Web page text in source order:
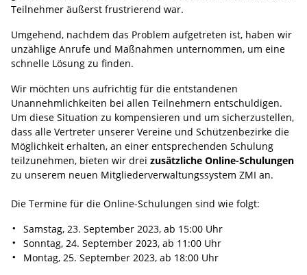
Teilnehmer äußerst frustrierend war.
Umgehend, nachdem das Problem aufgetreten ist, haben wir
unzählige Anrufe und Maßnahmen unternommen, um eine
schnelle Lösung zu finden.
Wir möchten uns aufrichtig für die entstandenen
Unannehmlichkeiten bei allen Teilnehmern entschuldigen.
Um diese Situation zu kompensieren und um sicherzustellen,
dass alle Vertreter unserer Vereine und Schützenbezirke die
Möglichkeit erhalten, an einer entsprechenden Schulung
teilzunehmen, bieten wir drei zusätzliche Online-Schulungen
zu unserem neuen Mitgliederverwaltungssystem ZMI an.
Die Termine für die Online-Schulungen sind wie folgt:
Samstag, 23. September 2023, ab 15:00 Uhr
Sonntag, 24. September 2023, ab 11:00 Uhr
Montag, 25. September 2023, ab 18:00 Uhr